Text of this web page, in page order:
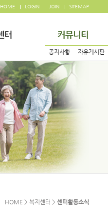
HOME LOGIN JOIN SITEMAP
공지사항 자유게시판
HOME > 복지센터 > 센터활동소식